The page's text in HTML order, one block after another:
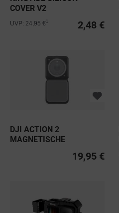
COVER V2
2,48 €
UVP: 24,95 € 1
DJI ACTION 2
MAGNETISCHE
19,95 €